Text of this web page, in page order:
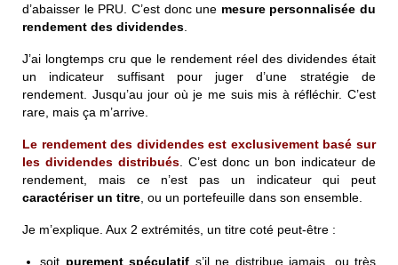
d’abaisser le PRU. C’est donc une mesure personnalisée du
rendement des dividendes
J’ai longtemps cru que le rendement réel des dividendes était
un indicateur suffisant pour juger d’une stratégie de
rendement. Jusqu’au jour où je me suis mis à réfléchir. C’est
rare, mais ça m’arrive.
Le rendement des dividendes est exclusivement basé sur
les dividendes distribués . C’est donc un bon indicateur de
rendement, mais ce n’est pas un indicateur qui peut
caractériser un titre , ou un portefeuille dans son ensemble.
Je m’explique. Aux 2 extrémités, un titre coté peut-être :
soit purement spéculatif s’il ne distribue jamais, ou très